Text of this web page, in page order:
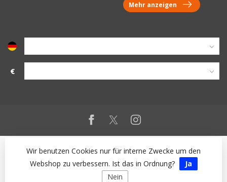
Mehr anzeigen
€
Wir benutzen Cookies nur für interne Zwecke um den
Webshop zu verbessern. Ist das in Ordnung?
Ja
Nein